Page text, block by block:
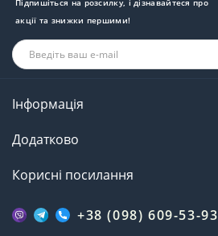
Підпишіться на розсилку, і дізнавайтеся про
акції та знижки першими!
Інформація
Додатково
Корисні посилання
+38 (098) 609-53-93